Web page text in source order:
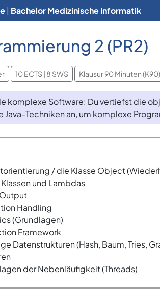
| Bachelor Medizinische Informatik
2 (PR2)
10 ECTS | 8 SWS Klausur 90 Minuten (K90)
komplexe Software: Du vertiefst die
Java-Techniken an, um komplexe
/ die Klasse Object
und Lambdas
Handling
(Grundlagen)
Framework
Datenstrukturen (Hash, Baum, Tries,
der Nebenläufigkeit (Threads)